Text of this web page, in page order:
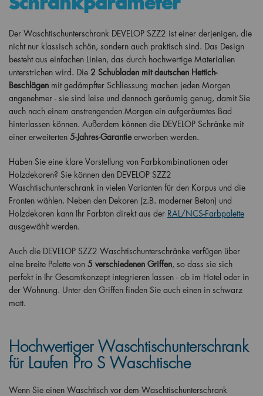
Der Waschtischunterschrank DEVELOP SZZ2 ist einer derjenigen, die
nicht nur klassisch schön, sondern auch praktisch sind. Das Design
besteht aus einfachen Linien, das durch hochwertige Materialien
unterstrichen wird. Die 2 Schubladen mit deutschen Hettich-
Beschlägen mit gedämpfter Schliessung machen jeden Morgen
angenehmer - sie sind leise und dennoch geräumig genug, damit Sie
auch nach einem anstrengenden Morgen ein aufgeräumtes Bad
hinterlassen können. Außerdem können die DEVELOP Schränke mit
einer erweiterten 5-Jahres-Garantieerworben werden.
Haben Sie eine klare Vorstellung von Farbkombinationen oder
Holzdekoren? Sie können den DEVELOP SZZ2
Waschtischunterschrank in vielen Varianten für den Korpus und die
Fronten wählen. Neben den Dekoren (z.B. moderner Beton) und
Holzdekoren kann Ihr Farbton direkt aus der RAL/NCS-Farbpalette
ausgewählt werden.
Auch die DEVELOP SZZ2 Waschtischunterschränke verfügen über
eine breite Palette von 5 verschiedenen Griffen, so dass sie sich
perfekt in Ihr Gesamtkonzept integrieren lassen - ob im Hotel oder in
der Wohnung. Unter den Griffen finden Sie auch einen in schwarz
matt.
Hochwertiger Waschtischunterschrank
für Laufen Pro S Waschtische
Wenn Sie einen Waschtisch vor dem Waschtischunterschrank